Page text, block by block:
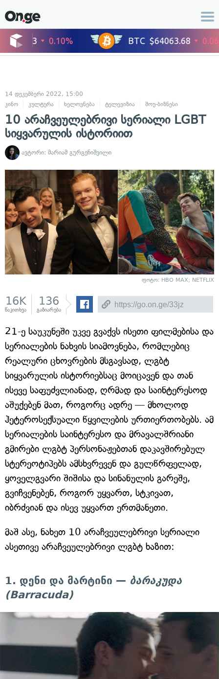
14 დეკემბერი 2022, 15:00
კინო
კულტურა ხელოვნება ტელევიზია შოუ-ბიზნესი
10 არაჩვეულებრივი სერიალი LGBT
სიყვარულის ისტორიით
ავტორი: მარიამ გურგენიშვილი
ფოტო: HBO MAX; NETFLIX
16K
წაკითხვა
136
გაზიარება
21-ე საუკუნეში უკვე გვაქვს ისეთი ფილმებისა და
სერიალების ნახვის სიამოვნება, რომლებიც
რეალური ცხოვრების მსგავსად, ლგბტ
სიყვარულის ისტორიებსაც მოიცავენ და თან
ისევე საფუძვლიანად, ღრმად და საინტერესოდ
აშუქებენ მათ, როგორც ადრე — მხოლოდ
ჰეტეროსექსუალი წყვილების ურთიერთობებს. ამ
სერიალების საინტერესო და მრავალშრიანი
გმირები ლგბტ პერსონაჟებთან დაკავშირებულ
სტერეოტიპებს ამსხვრევენ და გულწრფელად,
ყოველგვარი შიშისა და სინანულის გარეშე,
გვიჩვენებენ, როგორ უყვართ, სტკივათ,
იბრძვიან და ისევ უყვართ ერთმანეთი.
მაშ ასე, ნახეთ 10 არაჩვეულებრივი სერიალი
ასეთივე არაჩვეულებრივი ლგბტ ხაზით:
1. დენი და მარტინი — ბარაკუდა
(Barracuda)